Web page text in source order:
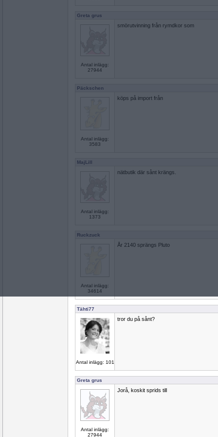
Greta grus
Antal inlägg:
27944
smörutvinning från rymdkor som
Päckschen
Antal inlägg:
3583
köps på import från
MajLill
Antal inlägg:
1373
nätbutik där sånt krängs.
Ruckzuck
Antal inlägg:
34614
År 2140 sprängs Pluto
Tähti77
Antal inlägg: 101
tror du på sånt?
Greta grus
Antal inlägg:
27944
Jorå, koskit sprids till